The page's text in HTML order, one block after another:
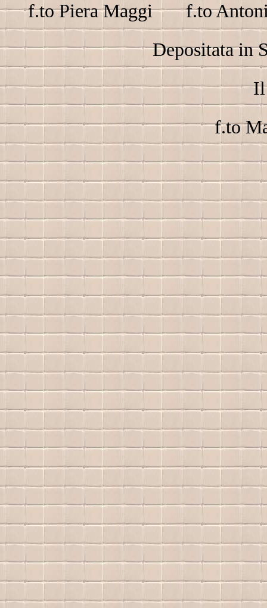
f.to Piera Maggi f.to
Depositata in
Il
f.to